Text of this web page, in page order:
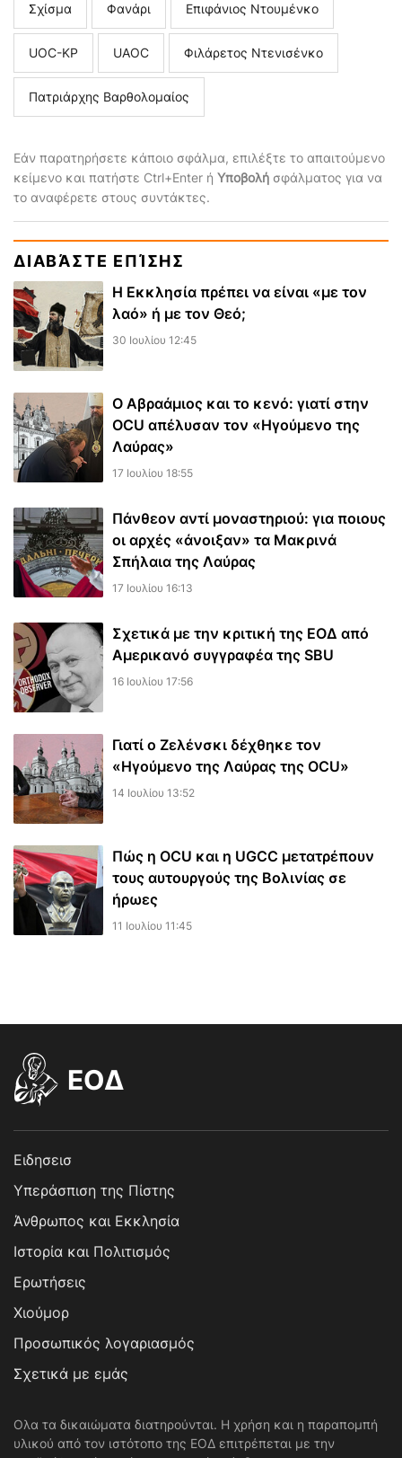
Σχίσμα Φανάρι Επιφάνιος Ντουμένκο
UOC-KP UAOC Φιλάρετος Ντενισένκο
Πατριάρχης Βαρθολομαίος
Εάν παρατηρήσετε κάποιο σφάλμα, επιλέξτε το απαιτούμενο
κείμενο και πατήστε Ctrl+Enter ή Υποβολή σφάλματος για να
το αναφέρετε στους συντάκτες.
ΔΙΑΒΆΣΤΕ ΕΠΊΣΗΣ
Η Εκκλησία πρέπει να είναι «με τον
λαό» ή με τον Θεό;
30 Ιουλίου 12:45
Ο Αβραάμιος και το κενό: γιατί στην
OCU απέλυσαν τον «Ηγούμενο της
Λαύρας»
17 Ιουλίου 18:55
Πάνθεον αντί μοναστηριού: για ποιους
οι αρχές «άνοιξαν» τα Μακρινά
Σπήλαια της Λαύρας
17 Ιουλίου 16:13
Σχετικά με την κριτική της ΕΟΔ από
Αμερικανό συγγραφέα της SBU
16 Ιουλίου 17:56
Γιατί ο Ζελένσκι δέχθηκε τον
«Ηγούμενο της Λαύρας της OCU»
14 Ιουλίου 13:52
Πώς η OCU και η UGCC μετατρέπουν
τους αυτουργούς της Βολινίας σε
ήρωες
11 Ιουλίου 11:45
EOΔ
Ειδησεισ
Υπεράσπιση της Πίστης
Άνθρωπος και Εκκλησία
Ιστορία και Πολιτισμός
Ερωτήσεις
Χιούμορ
Προσωπικός λογαριασμός
Σχετικά με εμάς
Ολα τα δικαιώματα διατηρούνται. Η χρήση και η παραπομπή
υλικού από τον ιστότοπο της ΕΟΔ επιτρέπεται με την